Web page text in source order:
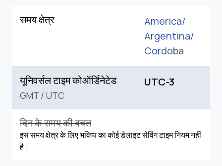
समय क्षेत्र
America/
Argentina/
Cordoba
यूनिवर्सल टाइम कोऑर्डिनेटेड
GMT / UTC
UTC-3
दिन के समय की बचत
इस समय क्षेत्र के लिए भविष्य का कोई डेलाइट सेविंग टाइम नियम नहीं
है।